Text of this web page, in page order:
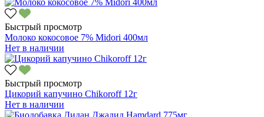
Быстрый просмотр
Молоко кокосовое 7% Midori 400мл
Нет в наличии
Быстрый просмотр
Цикорий капучино Chikoroff 12г
Нет в наличии